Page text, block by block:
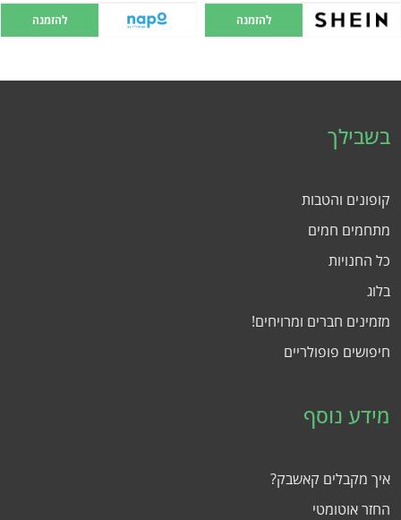
להזמנה להזמנה
בשבילך
קופונים והטבות
מתחמים חמים
כל החנויות
בלוג
מזמינים חברים ומרויחים!
חיפושים פופולריים
מידע נוסף
איך מקבלים קאשבק?
החזר אוטומטי